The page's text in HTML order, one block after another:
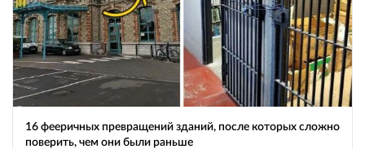
16 фееричных превращений зданий, после которых сложно
поверить, чем они были раньше